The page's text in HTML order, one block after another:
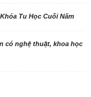
Tu Học Cuối Năm
có nghệ thuật, khoa học